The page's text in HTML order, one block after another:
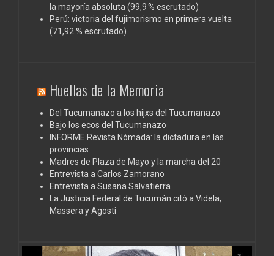
la mayoría absoluta (99,9 % escrutado)
Perú: victoria del fujimorismo en primera vuelta
(71,92 % escrutado)
Huellas de la Memoria
Del Tucumanazo a los hijxs del Tucumanazo
Bajo los ecos del Tucumanazo
INFORME Revista Nómada: la dictadura en las
provincias
Madres de Plaza de Mayo y la marcha del 20
Entrevista a Carlos Zamorano
Entrevista a Susana Salvatierra
La Justicia Federal de Tucumán citó a Videla,
Massera y Agosti